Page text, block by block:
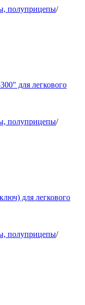
полуприцепы/
для легкового
полуприцепы/
для легкового
полуприцепы/